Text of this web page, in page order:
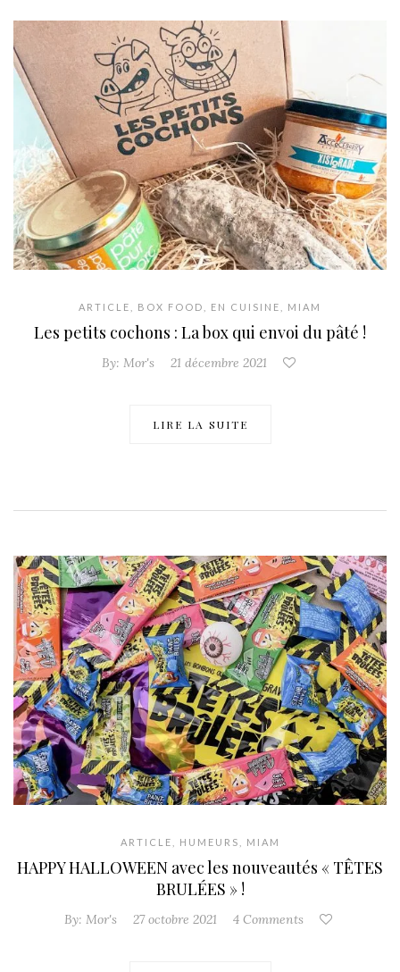
ARTICLE BOX FOOD EN CUISINE MIAM
Les petits cochons : La box qui envoi du pâté !
By: Mor's 21 décembre 2021
LIRE LA SUITE
ARTICLE HUMEURS MIAM
HAPPY HALLOWEEN avec les nouveautés « TÊTES
BRULÉES » !
By: Mor's 27 octobre 2021 4 Comments